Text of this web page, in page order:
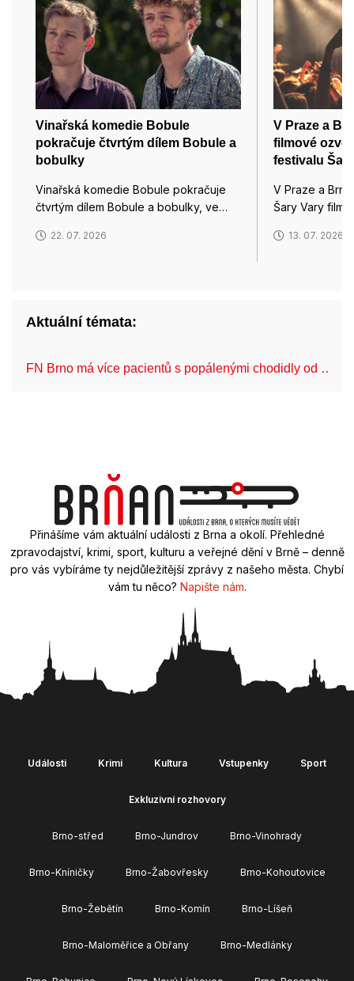
Vinařská komedie Bobule
pokračuje čtvrtým dílem Bobule a
bobulky
Vinařská komedie Bobule pokračuje
čtvrtým dílem Bobule a bobulky, ve…
22. 07. 2026
V Praze a
filmové
festivalu
V Praze a
Šary Vary
13. 07. 2026
Aktuální témata:
FN Brno má více pacientů s popálenými chodidly od …
Přinášíme vám aktuální události z Brna a okolí. Přehledné
zpravodajství, krimi, sport, kulturu a veřejné dění v Brně – denně
pro vás vybíráme ty nejdůležitější zprávy z našeho města. Chybí
vám tu něco? Napište nám.
Události Krimi Kultura Vstupenky Sport
Exkluzivní rozhovory
Brno-střed Brno-Jundrov Brno-Vinohrady
Brno-Kníničky Brno-Žabovřesky Brno-Kohoutovice
Brno-Žebětín Brno-Komín Brno-Líšeň
Brno-Maloměřice a Obřany Brno-Medlánky